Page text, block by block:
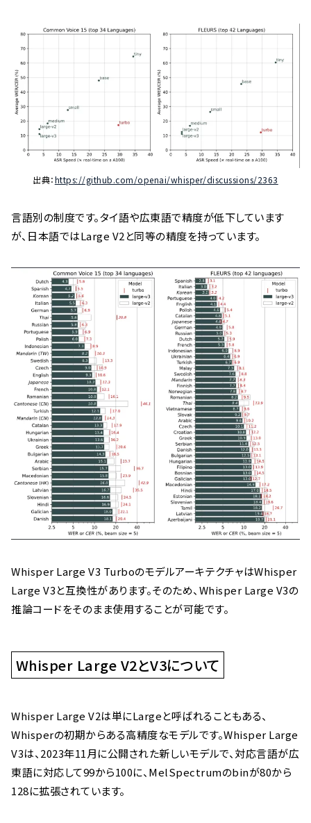
出典：https://github.com/openai/whisper/discussions/2363
言語別の制度です。タイ語や広東語で精度が低下しています
が、日本語ではLarge V2と同等の精度を持っています。
Whisper Large V3 TurboのモデルアーキテクチャはWhisper
Large V3と互換性があります。そのため、Whisper Large V3の
推論コードをそのまま使用することが可能です。
Whisper Large V2とV3について
Whisper Large V2は単にLargeと呼ばれることもある、
Whisperの初期からある高精度なモデルです。Whisper Large
V3は、2023年11月に公開された新しいモデルで、対応言語が広
東語に対応して99から100に、MelSpectrumのbinが80から
128に拡張されています。